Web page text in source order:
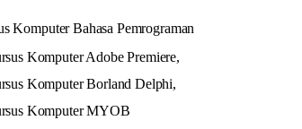
Komputer Bahasa Pemrograman
Komputer Adobe Premiere,
Komputer Borland Delphi,
Komputer MYOB